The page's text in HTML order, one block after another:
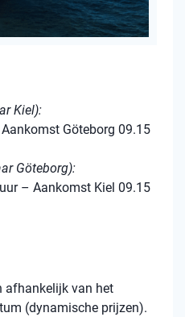
Kiel):
Göteborg 09.15
Göteborg):
– Aankomst Kiel 09.15
afhankelijk van het
(dynamische prijzen).